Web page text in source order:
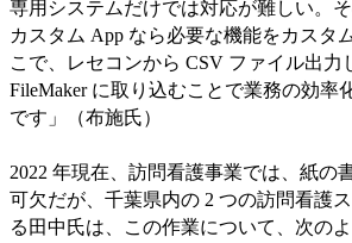
専用システムだけでは対応が難しい。
カスタム App なら必要な機能をカスタ
こで、レセコンから CSV ファイル出力
FileMaker に取り込むことで業務の効率
です」（布施氏）
2022 年現在、訪問看護事業では、紙の
可欠だが、千葉県内の 2 つの訪問看護
る田中氏は、この作業について、次のよ